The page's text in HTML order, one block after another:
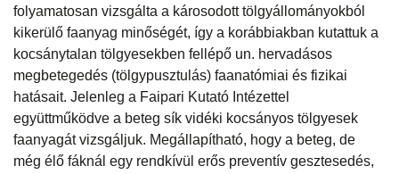
folyamatosan vizsgálta a károsodott tölgyállományokból
kikerülő faanyag minőségét, így a korábbiakban kutattuk a
kocsánytalan tölgyesekben fellépő un. hervadásos
megbetegedés (tölgypusztulás) faanatómiai és fizikai
hatásait. Jelenleg a Faipari Kutató Intézettel
együttműködve a beteg sík vidéki kocsányos tölgyesek
faanyagát vizsgáljuk. Megállapítható, hogy a beteg, de
még élő fáknál egy rendkívül erős preventív gesztesedés,